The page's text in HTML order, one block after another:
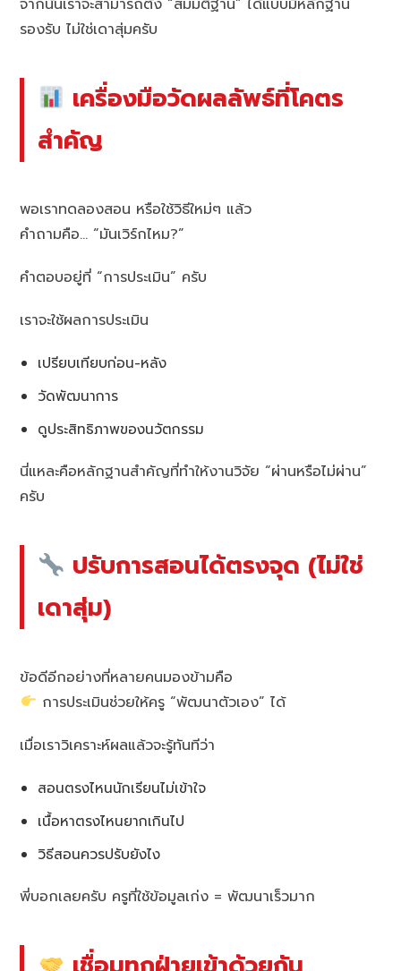
จากนั้นเราจะสามารถตั้ง “สมมติฐาน” ได้แบบมีหลักฐาน
รองรับ ไม่ใช่เดาสุ่มครับ
เครื่องมือวัดผลลัพธ์ที่โคตร
สำคัญ
พอเราทดลองสอน หรือใช้วิธีใหม่ๆ แล้ว
คำถามคือ… “มันเวิร์กไหม?”
คำตอบอยู่ที่ “การประเมิน” ครับ
เราจะใช้ผลการประเมิน
เปรียบเทียบก่อน-หลัง
วัดพัฒนาการ
ดูประสิทธิภาพของนวัตกรรม
นี่แหละคือหลักฐานสำคัญที่ทำให้งานวิจัย “ผ่านหรือไม่ผ่าน”
ครับ
ปรับการสอนได้ตรงจุด (ไม่ใช่
เดาสุ่ม)
ข้อดีอีกอย่างที่หลายคนมองข้ามคือ
การประเมินช่วยให้ครู “พัฒนาตัวเอง” ได้
เมื่อเราวิเคราะห์ผลแล้วจะรู้ทันทีว่า
สอนตรงไหนนักเรียนไม่เข้าใจ
เนื้อหาตรงไหนยากเกินไป
วิธีสอนควรปรับยังไง
พี่บอกเลยครับ ครูที่ใช้ข้อมูลเก่ง = พัฒนาเร็วมาก